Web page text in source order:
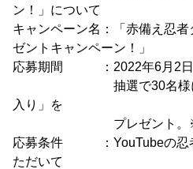
ン！」について
キャンペーン名：「赤備え忍
ゼントキャンペーン！」
応募期間 ：2022年6月2日(
抽選で30名様に「赤
入り」を
プレゼント。※柄の
応募条件 ：YouTubeの忍者
ただいて